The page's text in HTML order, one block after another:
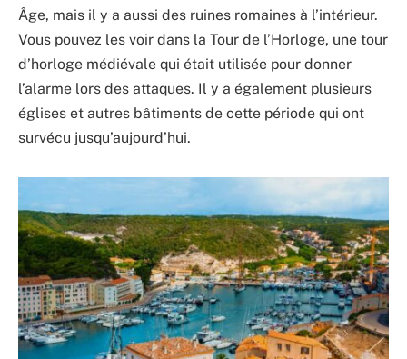
Âge, mais il y a aussi des ruines romaines à l’intérieur.
Vous pouvez les voir dans la Tour de l’Horloge, une tour
d’horloge médiévale qui était utilisée pour donner
l’alarme lors des attaques. Il y a également plusieurs
églises et autres bâtiments de cette période qui ont
survécu jusqu’aujourd’hui.